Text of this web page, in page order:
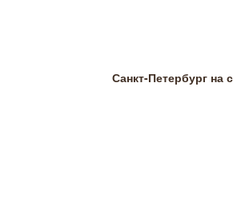
Санкт-Петербург на